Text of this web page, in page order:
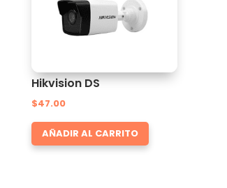
Hikvision DS
$47.00
AÑADIR AL CARRITO